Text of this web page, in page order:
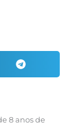
8 anos de